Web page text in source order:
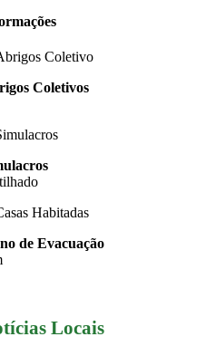
Coletivos
de Evacuação
Locais